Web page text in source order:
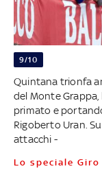
9/10
Quintana trionfa
del Monte
primato e
Rigoberto Uran.
attacchi -
Lo speciale Giro